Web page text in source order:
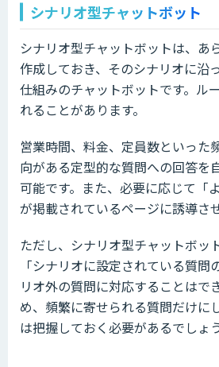
シナリオ型チャットボット
シナリオ型チャットボットは、あ
作成しておき、そのシナリオに沿
仕組みのチャットボットです。ル
れることがあります。
営業時間、料金、定員数といった
向がある定型的な質問への回答を
可能です。また、必要に応じて「
が掲載されているページに誘導さ
ただし、シナリオ型チャットボッ
「シナリオに設定されている質問
リオ外の質問に対応することはで
め、頻繁に寄せられる質問だけに
は把握しておく必要があるでしょう